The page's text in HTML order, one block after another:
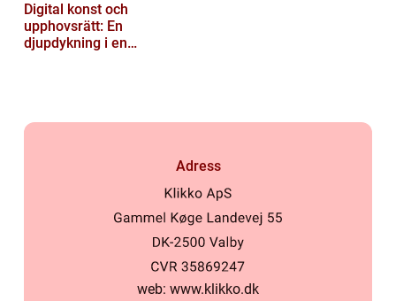
Digital konst och
upphovsrätt: En
djupdykning i en
Adress
web: www.klikko.dk